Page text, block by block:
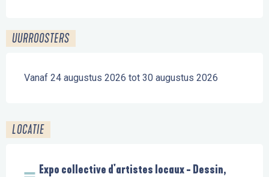
UURROOSTERS
Vanaf 24 augustus 2026 tot 30 augustus 2026
LOCATIE
Expo collective d'artistes locaux - Dessin,